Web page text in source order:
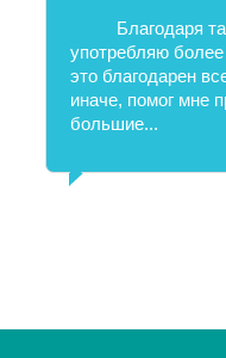
Благодаря
употребляю
это благодарен
иначе, помог мне
большие...